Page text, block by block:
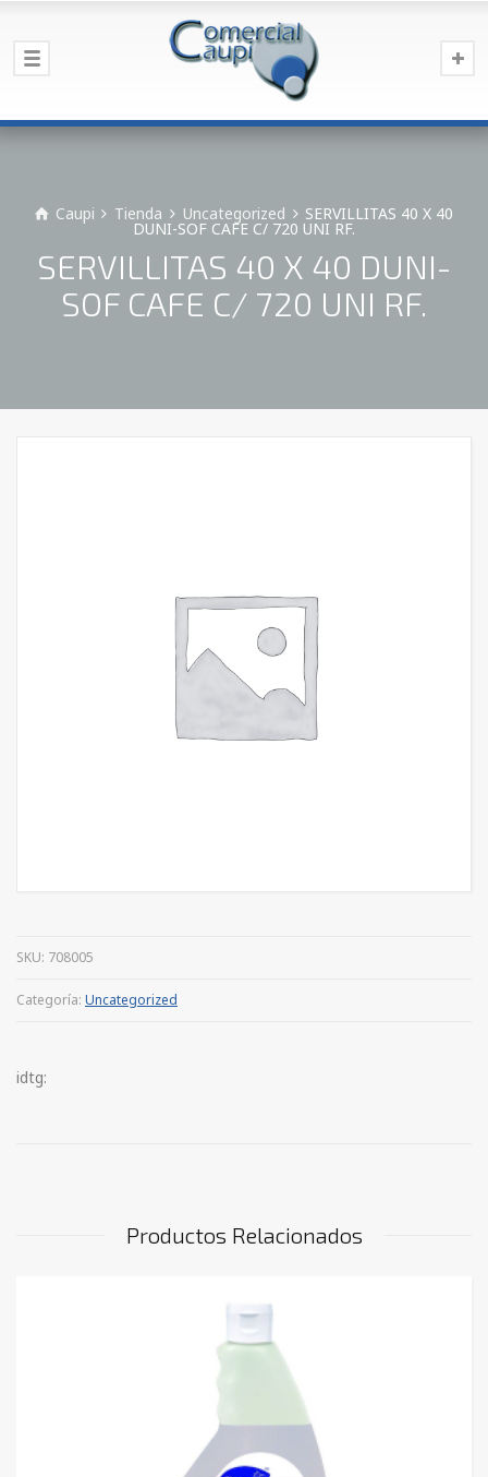
Caupi Tienda Uncategorized SERVILLITAS 40 X 40
DUNI-SOF CAFE C/ 720 UNI RF.
SERVILLITAS 40 X 40 DUNI-
SOF CAFE C/ 720 UNI RF.
SKU: 708005
Categoría: Uncategorized
idtg:
Productos Relacionados